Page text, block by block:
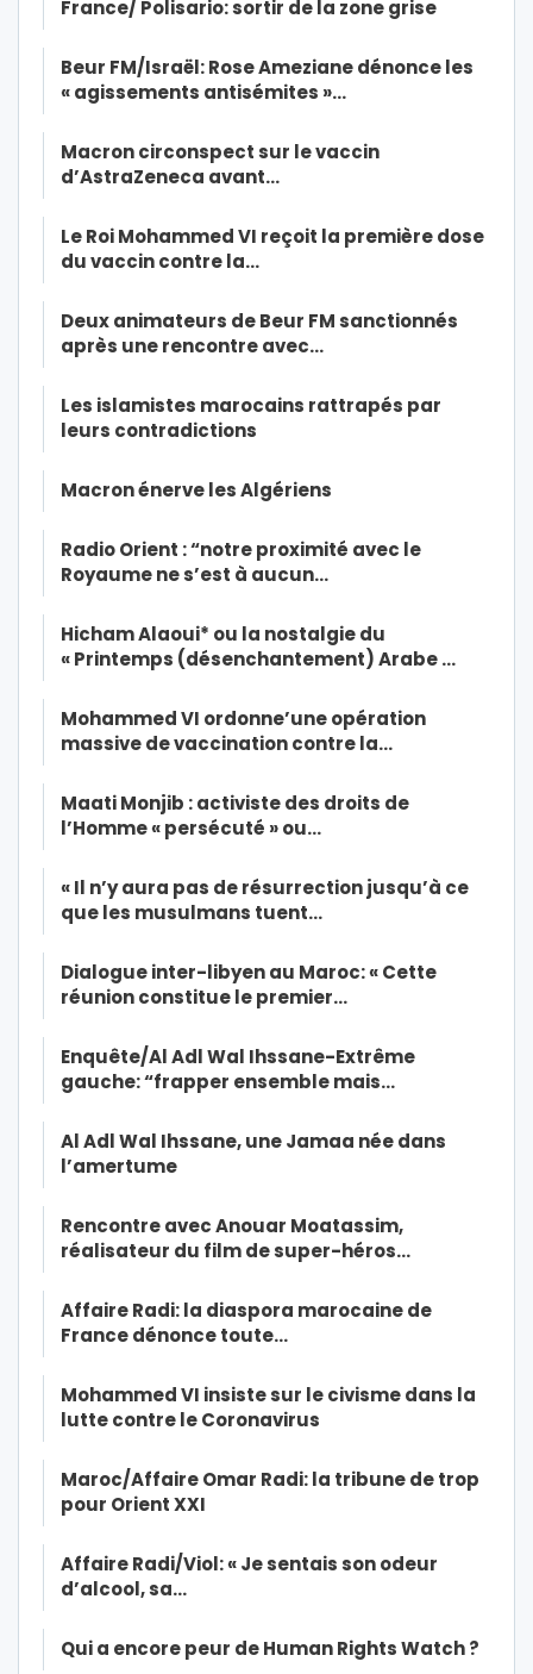
France/ Polisario: sortir de la zone grise
Beur FM/Israël: Rose Ameziane dénonce les
« agissements antisémites »…
Macron circonspect sur le vaccin
d’AstraZeneca avant…
Le Roi Mohammed VI reçoit la première dose
du vaccin contre la…
Deux animateurs de Beur FM sanctionnés
après une rencontre avec…
Les islamistes marocains rattrapés par
leurs contradictions
Macron énerve les Algériens
Radio Orient : “notre proximité avec le
Royaume ne s’est à aucun…
Hicham Alaoui* ou la nostalgie du
« Printemps (désenchantement) Arabe …
Mohammed VI ordonne’une opération
massive de vaccination contre la…
Maati Monjib : activiste des droits de
l’Homme « persécuté » ou…
« Il n’y aura pas de résurrection jusqu’à ce
que les musulmans tuent…
Dialogue inter-libyen au Maroc: « Cette
réunion constitue le premier…
Enquête/Al Adl Wal Ihssane-Extrême
gauche: “frapper ensemble mais…
Al Adl Wal Ihssane, une Jamaa née dans
l’amertume
Rencontre avec Anouar Moatassim,
réalisateur du film de super-héros…
Affaire Radi: la diaspora marocaine de
France dénonce toute…
Mohammed VI insiste sur le civisme dans la
lutte contre le Coronavirus
Maroc/Affaire Omar Radi: la tribune de trop
pour Orient XXI
Affaire Radi/Viol: « Je sentais son odeur
d’alcool, sa…
Qui a encore peur de Human Rights Watch ?